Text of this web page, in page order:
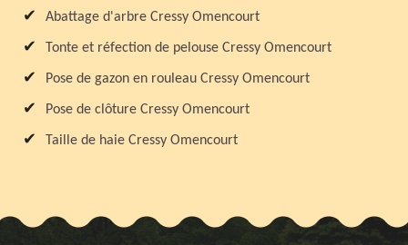
Abattage d'arbre Cressy Omencourt
Tonte et réfection de pelouse Cressy Omencourt
Pose de gazon en rouleau Cressy Omencourt
Pose de clôture Cressy Omencourt
Taille de haie Cressy Omencourt